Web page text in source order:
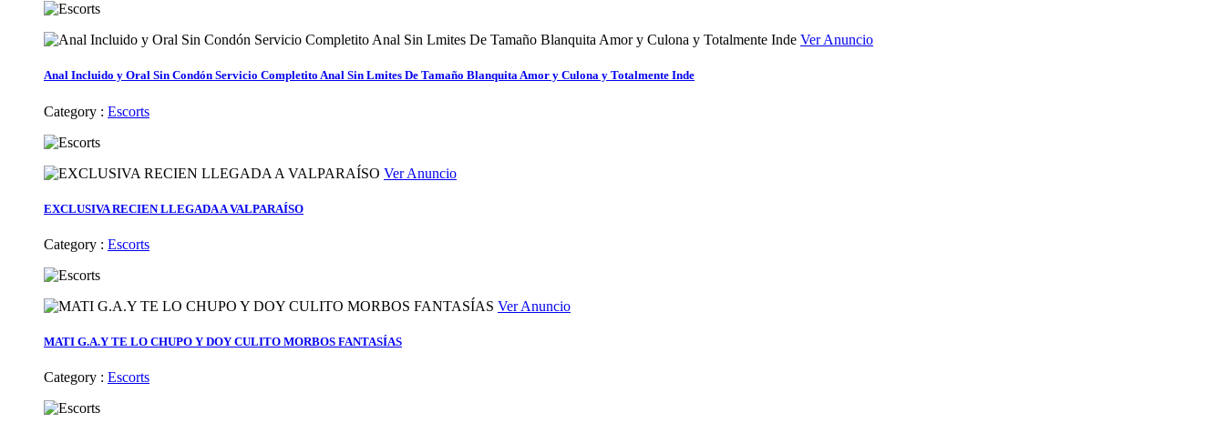
Ver Anuncio
Anal Incluido y Oral Sin Condón Servicio Completito Anal Sin Lmites De Tamaño Blanquita Amor y Culona y Totalmente Inde
Category : Escorts
Ver Anuncio
EXCLUSIVA RECIEN LLEGADA A VALPARAÍSO
Category : Escorts
Ver Anuncio
MATI G.A.Y TE LO CHUPO Y DOY CULITO MORBOS FANTASÍAS
Category : Escorts